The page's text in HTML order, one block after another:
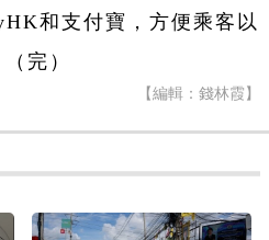
和支付寶，方便乘客以
完）
【編輯：錢林霞】